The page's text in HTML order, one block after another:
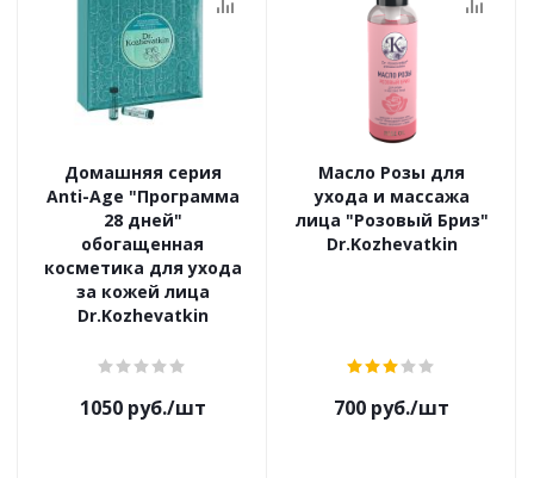
Домашняя серия
Anti-Age "Программа
28 дней"
обогащенная
косметика для ухода
за кожей лица
Dr.Kozhevatkin
1050руб./шт
Масло Розы для
ухода и массажа
лица "Розовый Бриз"
Dr.Kozhevatkin
700 руб./шт